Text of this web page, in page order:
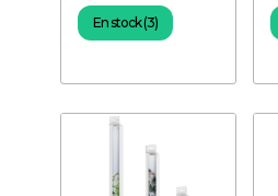
En stock (3)